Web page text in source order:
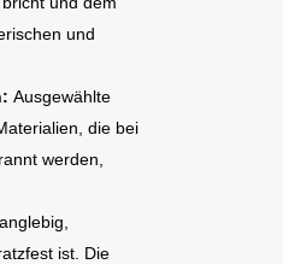
und
Ausgewählte
die bei
werden,
ist. Die